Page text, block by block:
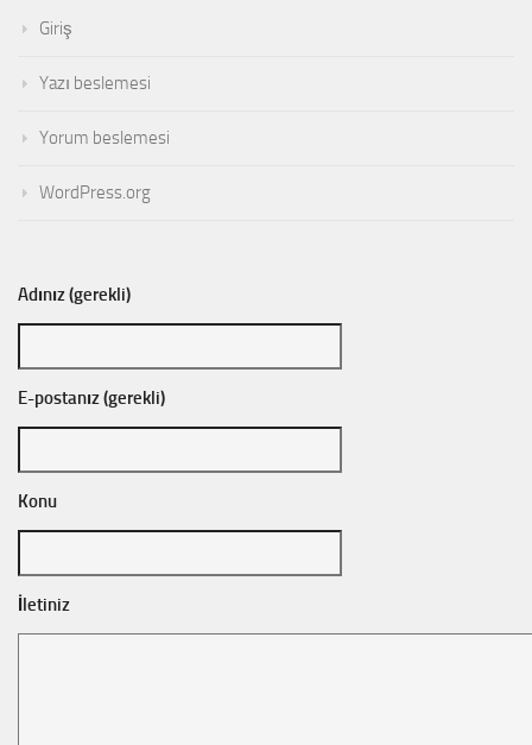
Giriş
Yazı beslemesi
Yorum beslemesi
WordPress.org
Adınız (gerekli)
E-postanız (gerekli)
Konu
İletiniz